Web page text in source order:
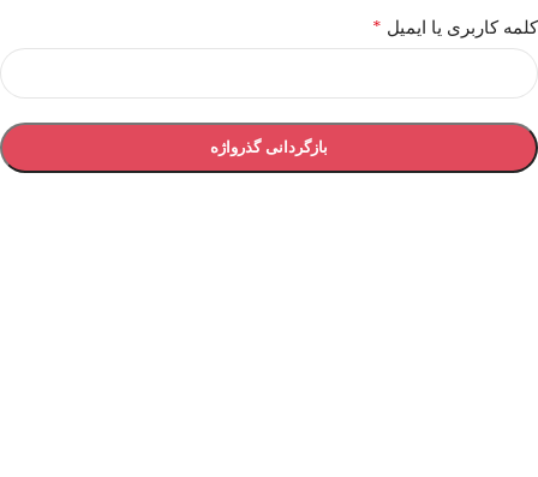
کلمه کاربری یا ایمیل *
بازگردانی گذرواژه